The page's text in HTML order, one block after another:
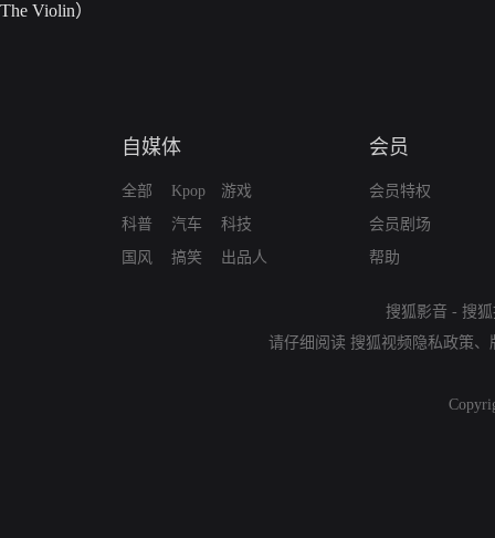
The Violin）
自媒体
全部
科普
国风
Kpop
汽车
搞笑
游戏
科技
出品人
会员
会员特权
会员剧场
帮助
搜狐影音 - 搜
请仔细阅读 搜狐视频隐私政策、